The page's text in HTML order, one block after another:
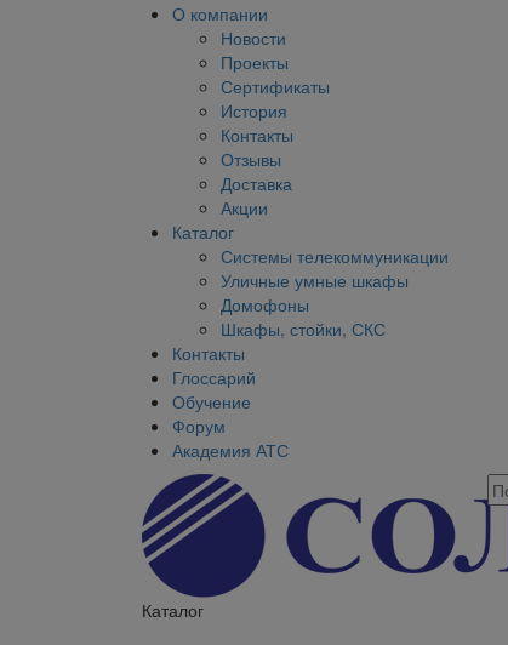
О компании
Новости
Проекты
Сертификаты
История
Контакты
Отзывы
Доставка
Акции
Каталог
Системы телекоммуникации
Уличные умные шкафы
Домофоны
Шкафы, стойки, СКС
Контакты
Глоссарий
Обучение
Форум
Академия АТС
Каталог